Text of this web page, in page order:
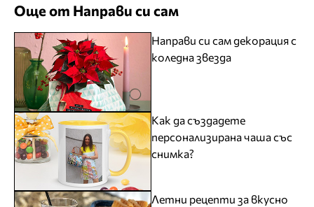
Още от Направи си сам
Направи си сам декорация с
коледна звезда
Как да създадете
персонализирана чаша със
снимка?
Летни рецепти за вкусно